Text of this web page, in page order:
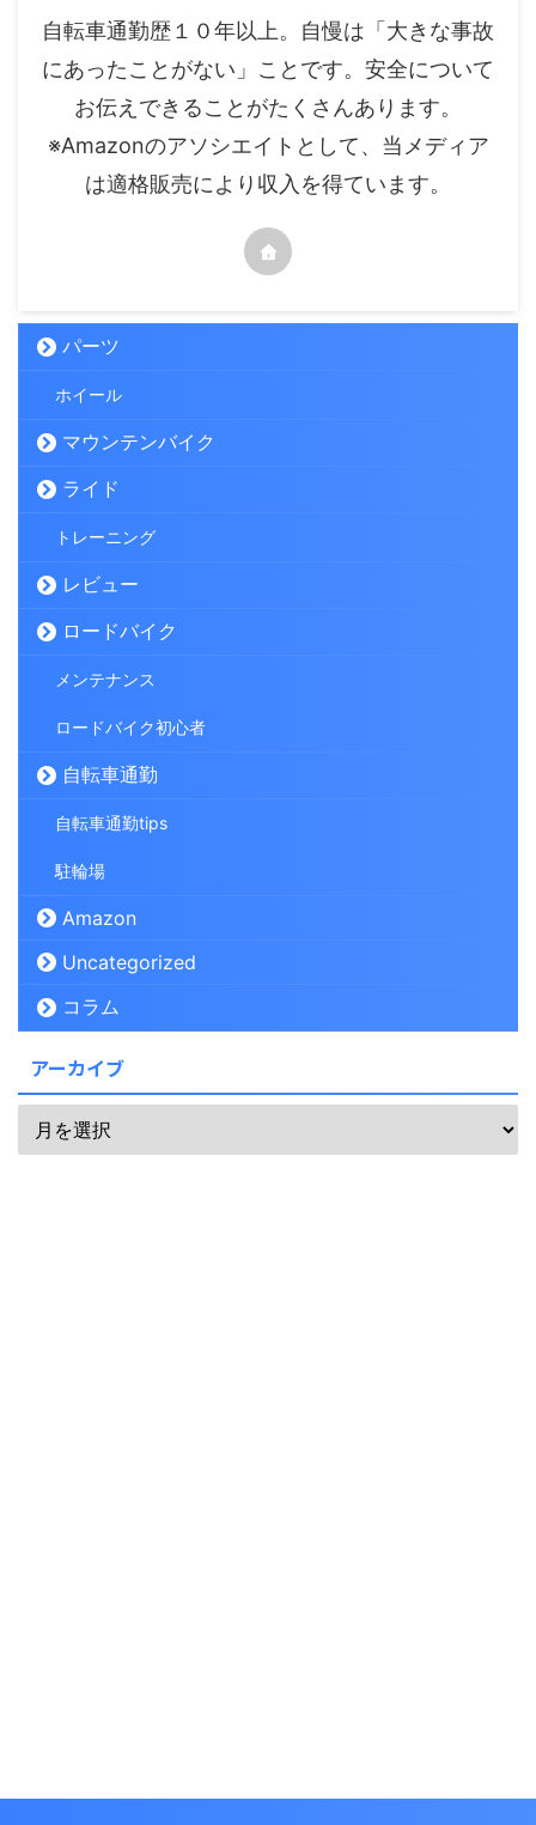
自転車通勤歴１０年以上。自慢は「大きな事故
にあったことがない」ことです。安全について
お伝えできることがたくさんあります。
※Amazonのアソシエイトとして、当メディア
は適格販売により収入を得ています。
パーツ
ホイール
マウンテンバイク
ライド
トレーニング
レビュー
ロードバイク
メンテナンス
ロードバイク初心者
自転車通勤
自転車通勤tips
駐輪場
Amazon
Uncategorized
コラム
アーカイブ